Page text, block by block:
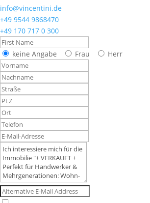
info@vincentini.de
+49 9544 9868470
+49 170 717 0 300
keine Angabe Frau Herr